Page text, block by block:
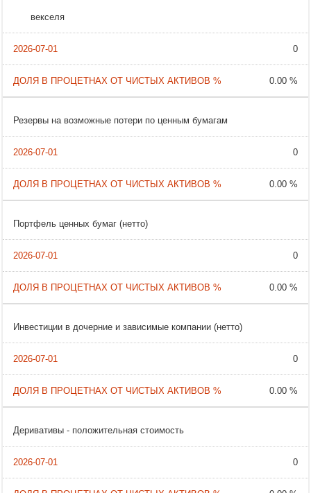
векселя
0
0.00 %
Резервы на возможные потери по ценным бумагам
0
0.00 %
Портфель ценных бумаг (нетто)
0
0.00 %
Инвестиции в дочерние и зависимые компании (нетто)
0
0.00 %
Деривативы - положительная стоимость
0